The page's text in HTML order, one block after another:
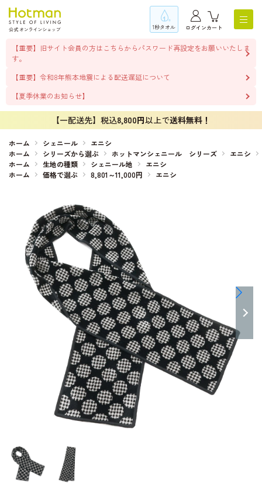
1秒タオル ログインカート
【重要】旧サイト会員の方はこちらからパスワード再設定をお願いいたしま
す。
【重要】令和8年熊本地震による配送遅延について
【夏季休業のお知らせ】
【一配送先】税込8,800円以上で送料無料！
ホーム シェニール
エニシ
ホーム
シリーズから選ぶ ホットマンシェニール シリーズ
エニシ
ホーム
生地の種類 シェニール地
エニシ
ホーム
価格で選ぶ 8,801～11,000円 エニシ